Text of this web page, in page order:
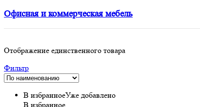
Офисная и коммерческая мебель
Отображение единственного товара
Фильтр
В избранноеУже добавлено
В избранное